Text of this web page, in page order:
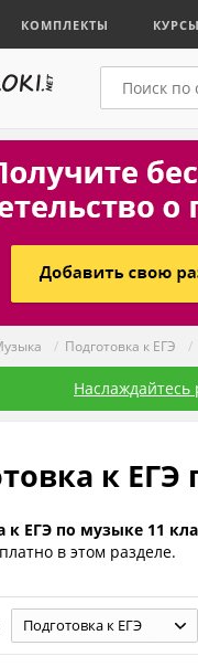
КОМПЛЕКТЫ КУРСЫ
/ Подготовка к ЕГЭ /
Наслаждайтесь
к ЕГЭ
к ЕГЭ по музыке 11
в этом разделе.
Подготовка к ЕГЭ